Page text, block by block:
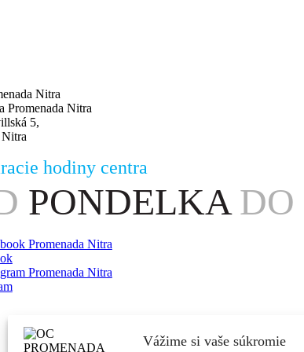
Vážime si vaše súkromie
5,
hodiny centra
PONDELKA DO